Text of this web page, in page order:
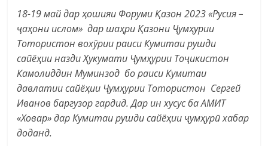
18-19 май дар ҳошияи Форуми Қазон 2023 «Русия –
ҷаҳони ислом» дар шаҳри Қазони Ҷумҳурии
Тотористон вохӯрии раиси Кумитаи рушди
сайёҳии назди Ҳукумати Ҷумҳурии Тоҷикистон
Камолиддин Муминзод бо раиси Кумитаи
давлатии сайёҳии Ҷумҳурии Тотористон Сергей
Иванов баргузор гардид. Дар ин хусус ба АМИТ
«Ховар» дар Кумитаи рушди сайёҳии ҷумҳурӣ хабар
доданд.